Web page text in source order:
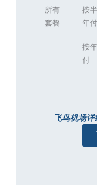
所有
套餐
按半
年付
按年
付
飞鸟机场